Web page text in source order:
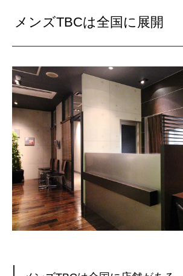
メンズTBCは全国に展開